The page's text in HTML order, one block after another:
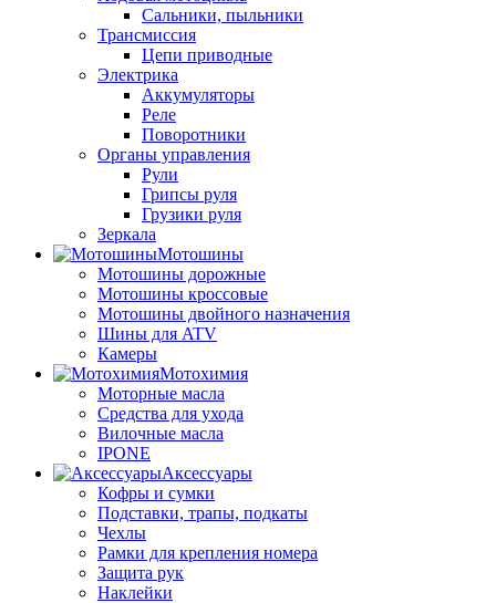
Сальники, пыльники
Трансмиссия
Цепи приводные
Электрика
Аккумуляторы
Реле
Поворотники
Органы управления
Рули
Грипсы руля
Грузики руля
Зеркала
Мотошины
Мотошины дорожные
Мотошины кроссовые
Мотошины двойного назначения
Шины для ATV
Камеры
Мотохимия
Моторные масла
Средства для ухода
Вилочные масла
IPONE
Аксессуары
Кофры и сумки
Подставки, трапы, подкаты
Чехлы
Рамки для крепления номера
Защита рук
Наклейки